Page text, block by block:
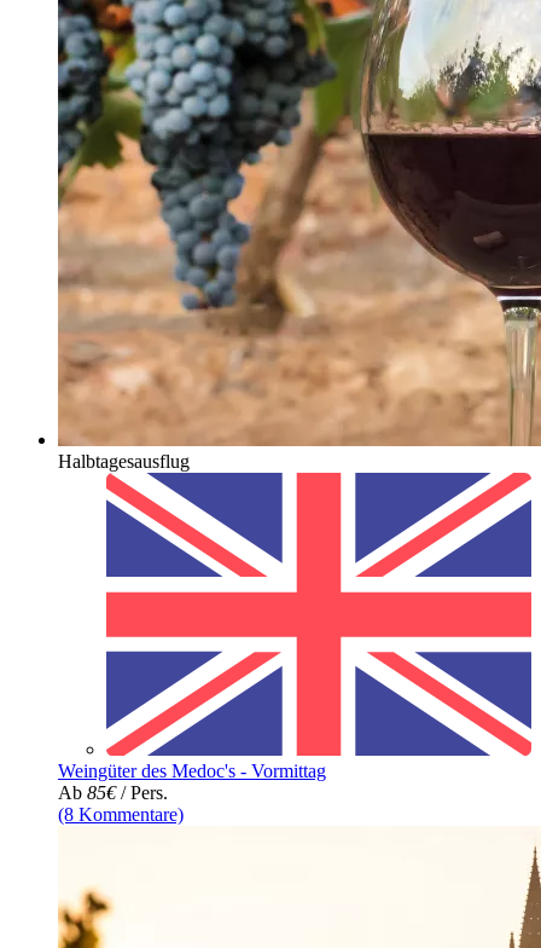
Halbtagesausflug
Weingüter des Medoc's - Vormittag
Ab 85€/ Pers.
(8 Kommentare)